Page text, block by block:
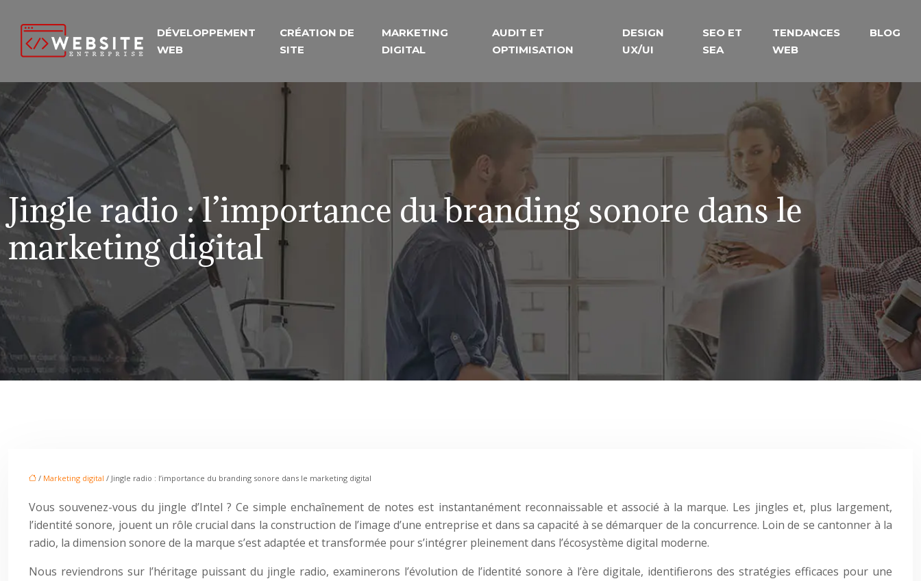
DÉVELOPPEMENT
WEB
CRÉATION DE
SITE
MARKETING
DIGITAL
AUDIT ET
OPTIMISATION
DESIGN
UX/UI
SEO ET
SEA
TENDANCES
WEB
BLOG
Jingle radio : l’importance du branding sonore dans le
marketing digital
/ Marketing digital / Jingle radio : l’importance du branding sonore dans le marketing digital
Vous souvenez-vous du jingle d’Intel ? Ce simple enchaînement de notes est instantanément reconnaissable et associé à la marque. Les jingles et, plus largement,
l’identité sonore, jouent un rôle crucial dans la construction de l’image d’une entreprise et dans sa capacité à se démarquer de la concurrence. Loin de se cantonner à la
radio, la dimension sonore de la marque s’est adaptée et transformée pour s’intégrer pleinement dans l’écosystème digital moderne.
Nous reviendrons sur l’héritage puissant du jingle radio, examinerons l’évolution de l’identité sonore à l’ère digitale, identifierons des stratégies efficaces pour une